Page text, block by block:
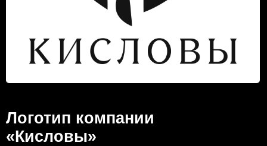
Логотип компании
«Кисловы»